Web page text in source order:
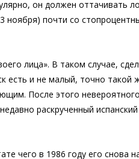
он должен оттачивать
почти со
лица». В таком случае,
и не малый, точно такой
После этого
раскрученный
чего в 1986 году его снова